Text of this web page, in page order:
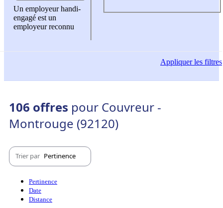
Un employeur handi-
engagé est un
employeur reconnu
Appliquerles filtres
106 offres pour Couvreur -
Montrouge (92120)
Trier par Pertinence
Pertinence
Date
Distance